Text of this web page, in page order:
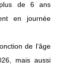
de 6 ans
en journée
de l’âge
mais aussi